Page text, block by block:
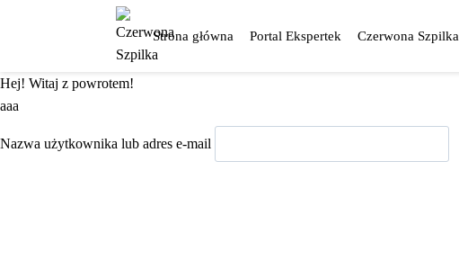
Strona główna Portal Ekspertek Czerwona Szpilka
Hej! Witaj z powrotem!
aaa
Nazwa użytkownika lub adres e-mail